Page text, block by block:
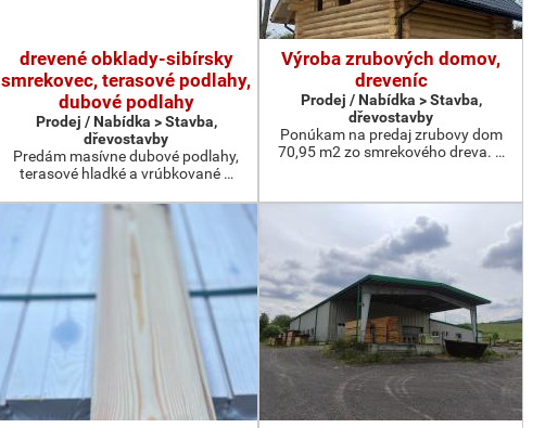
drevené obklady-sibírsky
smrekovec, terasové podlahy,
dubové podlahy
Prodej / Nabídka > Stavba,
dřevostavby
Predám masívne dubové podlahy,
terasové hladké a vrúbkované …
Výroba zrubových domov,
dreveníc
Prodej / Nabídka > Stavba,
dřevostavby
Ponúkam na predaj zrubovy dom
70,95 m2 zo smrekového dreva. …